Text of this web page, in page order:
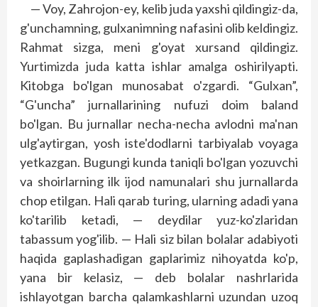
— Voy, Zahrojon-ey, kelib juda yaxshi qildingiz-da,
g'unchamning, gulxanimning nafasini olib keldingiz.
Rahmat sizga, meni g'oyat xursand qildingiz.
Yurtimizda juda katta ishlar amalga oshirilyapti.
Kitobga bo'lgan munosabat o'zgardi. “Gulxan”,
“G'uncha” jurnallarining nufuzi doim baland
bo'lgan. Bu jurnallar necha-necha avlodni ma'nan
ulg'aytirgan, yosh iste'dodlarni tarbiyalab voyaga
yetkazgan. Bugungi kunda taniqli bo'lgan yozuvchi
va shoirlarning ilk ijod namunalari shu jurnallarda
chop etilgan. Hali qarab turing, ularning adadi yana
ko'tarilib ketadi, — deydilar yuz-ko'zlaridan
tabassum yog'ilib. — Hali siz bilan bolalar adabiyoti
haqida gaplashadigan gaplarimiz nihoyatda ko'p,
yana bir kelasiz, — deb bolalar nashrlarida
ishlayotgan barcha qalamkashlarni uzundan uzoq